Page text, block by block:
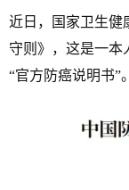
近日，国家卫生健
守则》，这是一本
“官方防癌说明书”